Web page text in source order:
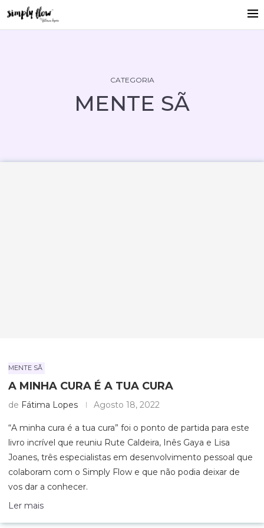
CATEGORIA
MENTE SÃ
MENTE SÃ
A MINHA CURA É A TUA CURA
de Fátima Lopes Agosto 18, 2022
“A minha cura é a tua cura” foi o ponto de partida para este
livro incrível que reuniu Rute Caldeira, Inês Gaya e Lisa
Joanes, três especialistas em desenvolvimento pessoal que
colaboram com o Simply Flow e que não podia deixar de
vos dar a conhecer.
Ler mais